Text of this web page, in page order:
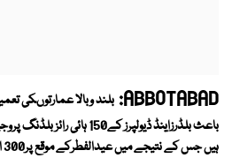
ABBOTABAD: بلند وبالا عمارتوںکی
باعث بلڈرزاینڈ ڈیولپرز